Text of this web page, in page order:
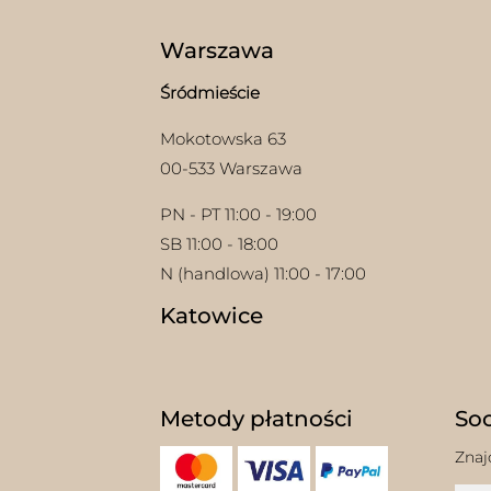
Warszawa
Śródmieście
Mokotowska 63
00-533 Warszawa
PN - PT 11:00 - 19:00
SB 11:00 - 18:00
N (handlowa) 11:00 - 17:00
Katowice
Metody płatności